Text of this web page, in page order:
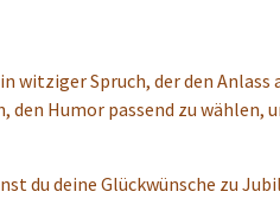
witziger Spruch, der den
Humor passend zu wählen,
du deine Glückwünsche zu